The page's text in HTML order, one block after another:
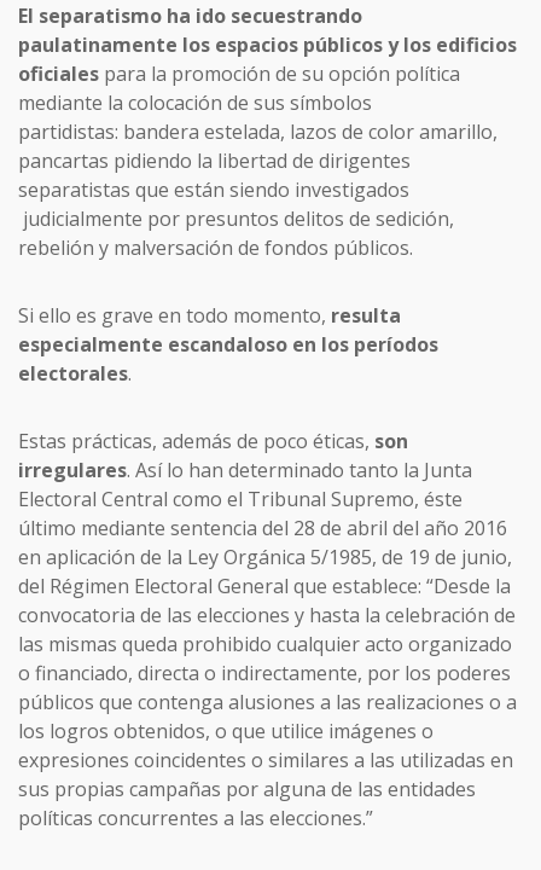
El separatismo ha ido secuestrando
paulatinamente los espacios públicos y los edificios
oficiales para la promoción de su opción política
mediante la colocación de sus símbolos
partidistas: bandera estelada, lazos de color amarillo,
pancartas pidiendo la libertad de dirigentes
separatistas que están siendo investigados
judicialmente por presuntos delitos de sedición,
rebelión y malversación de fondos públicos.
Si ello es grave en todo momento, resulta
especialmente escandaloso en los períodos
electorales.
Estas prácticas, además de poco éticas, son
irregulares. Así lo han determinado tanto la Junta
Electoral Central como el Tribunal Supremo, éste
último mediante sentencia del 28 de abril del año 2016
en aplicación de la Ley Orgánica 5/1985, de 19 de junio,
del Régimen Electoral General que establece: “Desde la
convocatoria de las elecciones y hasta la celebración de
las mismas queda prohibido cualquier acto organizado
o financiado, directa o indirectamente, por los poderes
públicos que contenga alusiones a las realizaciones o a
los logros obtenidos, o que utilice imágenes o
expresiones coincidentes o similares a las utilizadas en
sus propias campañas por alguna de las entidades
políticas concurrentes a las elecciones.”